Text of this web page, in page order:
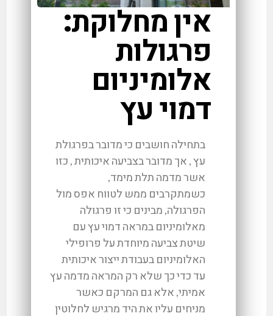
אין מחלוקת:
פרגולות
אלומיניום
דמוי עץ
בתחילה חושבים כי מדובר בפרגולת
עץ , אך מדובר בצביעה איכותית , כזו
אשר מדמה תלת מימד,
כשמתקרבים ממש לטווח אפס מול
הפרגולה, מבינים כי זו פרגולה
מאלומיניום במראה דמוי עץ עם
שיטת צביעה מיוחדת על פרופילי
האלומיניום בעבודת ייצור איכותית
עד כדי כך שלא רק המראה מדמה עץ
אמיתי, אלא גם המרקם כאשר
מניחים עליו את היד מרגיש לחלוטין